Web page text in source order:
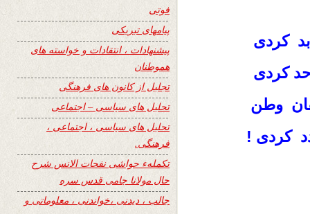
کردی
کردی
وطن
کردی !
فوتی
پیامهای تبریکی
پیشنهادات ، انتقادات و خواسته های
هموطنان
تجلیل از کانون های فرهنگی
تحلیل های سیاسی – اجتماعی
تحلیل های سیاسی ، اجتماعی ،
فرهنگی.
تکملهء حواشی نفحات الانس شرح
حال مولانا جامی قدس سره
جالب ، دیدنی ،خواندنی ، معلوماتی و